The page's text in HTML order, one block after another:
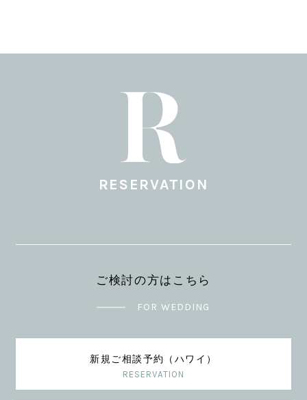
RESERVATION
ご検討の方はこちら
FOR WEDDING
新規ご相談予約（ハワイ）
RESERVATION